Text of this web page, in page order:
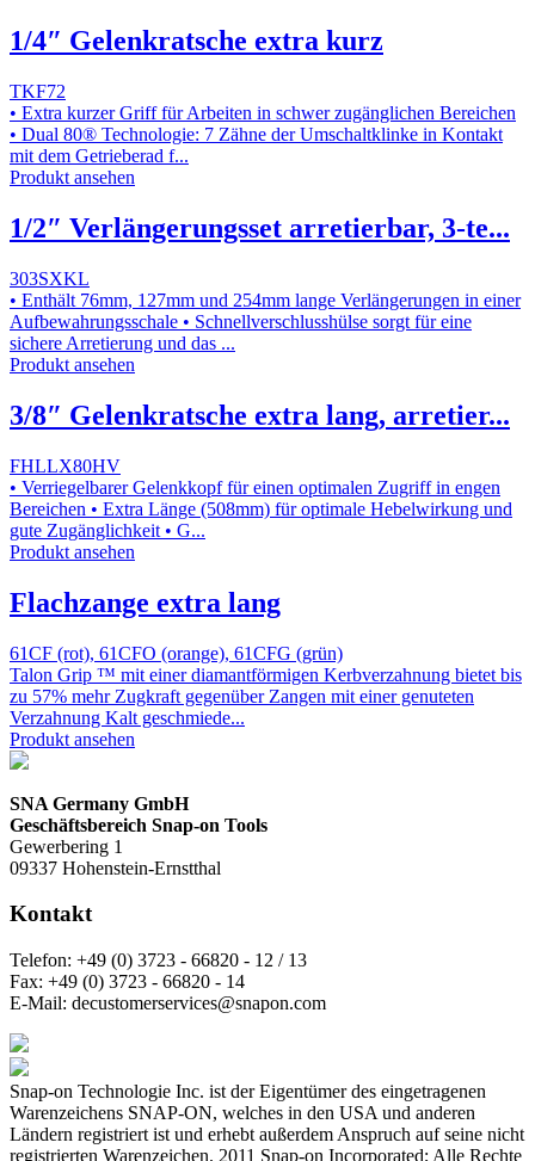
1/4″ Gelenkratsche extra kurz
TKF72
• Extra kurzer Griff für Arbeiten in schwer zugänglichen Bereichen
• Dual 80® Technologie: 7 Zähne der Umschaltklinke in Kontakt
mit dem Getrieberad f...
Produkt ansehen
1/2″ Verlängerungsset arretierbar, 3-te...
303SXKL
• Enthält 76mm, 127mm und 254mm lange Verlängerungen in einer
Aufbewahrungsschale • Schnellverschlusshülse sorgt für eine
sichere Arretierung und das ...
Produkt ansehen
3/8″ Gelenkratsche extra lang, arretier...
FHLLX80HV
• Verriegelbarer Gelenkkopf für einen optimalen Zugriff in engen
Bereichen • Extra Länge (508mm) für optimale Hebelwirkung und
gute Zugänglichkeit • G...
Produkt ansehen
Flachzange extra lang
61CF (rot), 61CFO (orange), 61CFG (grün)
Talon Grip ™ mit einer diamantförmigen Kerbverzahnung bietet bis
zu 57% mehr Zugkraft gegenüber Zangen mit einer genuteten
Verzahnung Kalt geschmiede...
Produkt ansehen
SNA Germany GmbH
Geschäftsbereich Snap-on Tools
Gewerbering 1
09337 Hohenstein-Ernstthal
Kontakt
Telefon: +49 (0) 3723 - 66820 - 12 / 13
Fax: +49 (0) 3723 - 66820 - 14
E-Mail: decustomerservices@snapon.com
Snap-on Technologie Inc. ist der Eigentümer des eingetragenen
Warenzeichens SNAP-ON, welches in den USA und anderen
Ländern registriert ist und erhebt außerdem Anspruch auf seine nicht
registrierten Warenzeichen. 2011 Snap-on Incorporated; Alle Rechte